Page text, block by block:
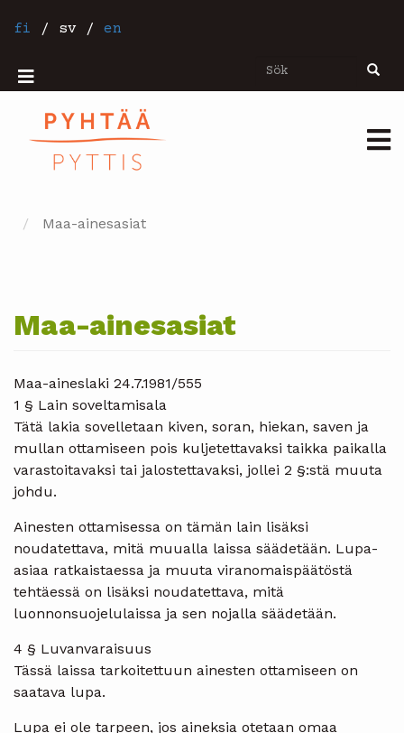
tillfi / sv / en
Sök Sök
Mobiilivalikko
Maa-ainesasiat
Maa-ainesasiat
Maa-aineslaki 24.7.1981/555
1 § Lain soveltamisala
Tätä lakia sovelletaan kiven, soran, hiekan, saven ja
mullan ottamiseen pois kuljetettavaksi taikka paikalla
varastoitavaksi tai jalostettavaksi, jollei 2 §:stä muuta
johdu.
Ainesten ottamisessa on tämän lain lisäksi
noudatettava, mitä muualla laissa säädetään. Lupa-
asiaa ratkaistaessa ja muuta viranomaispäätöstä
tehtäessä on lisäksi noudatettava, mitä
luonnonsuojelulaissa ja sen nojalla säädetään.
4 § Luvanvaraisuus
Tässä laissa tarkoitettuun ainesten ottamiseen on
saatava lupa.
Lupa ei ole tarpeen, jos aineksia otetaan omaa